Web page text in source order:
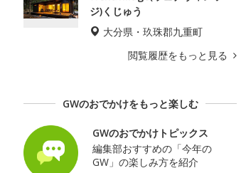
ジ)くじゅう
大分県・玖珠郡九重町
閲覧履歴をもっと見る
GWのおでかけをもっと楽しむ
GWのおでかけトピックス
編集部おすすめの「今年の
GW」の楽しみ方を紹介